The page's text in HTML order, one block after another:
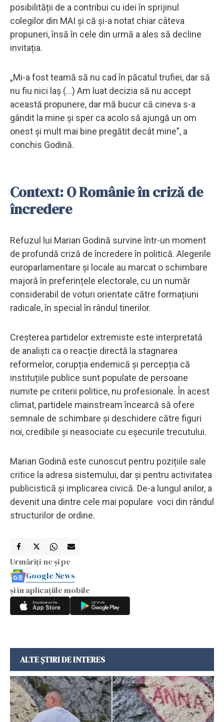
posibilității de a contribui cu idei în sprijinul
colegilor din MAI și că și-a notat chiar câteva
propuneri, însă în cele din urmă a ales să decline
invitația.
„Mi-a fost teamă să nu cad în păcatul trufiei, dar să
nu fiu nici laș (...) Am luat decizia să nu accept
această propunere, dar mă bucur că cineva s-a
gândit la mine și sper ca acolo să ajungă un om
onest și mult mai bine pregătit decât mine”, a
conchis Godină.
Context: O Românie în criză de
încredere
Refuzul lui Marian Godină survine într-un moment
de profundă criză de încredere în politică. Alegerile
europarlamentare și locale au marcat o schimbare
majoră în preferințele electorale, cu un număr
considerabil de voturi orientate către formațiuni
radicale, în special în rândul tinerilor.
Creșterea partidelor extremiste este interpretată
de analiști ca o reacție directă la stagnarea
reformelor, corupția endemică și percepția că
instituțiile publice sunt populate de persoane
numite pe criterii politice, nu profesionale. În acest
climat, partidele mainstream încearcă să ofere
semnale de schimbare și deschidere către figuri
noi, credibile și neasociate cu eșecurile trecutului.
Marian Godină este cunoscut pentru pozițiile sale
critice la adresa sistemului, dar și pentru activitatea
publicistică și implicarea civică. De-a lungul anilor, a
devenit una dintre cele mai populare voci din rândul
structurilor de ordine.
Urmăriți-ne și pe
Google News
și în aplicațiile mobile
ALTE ȘTIRI DE INTERES